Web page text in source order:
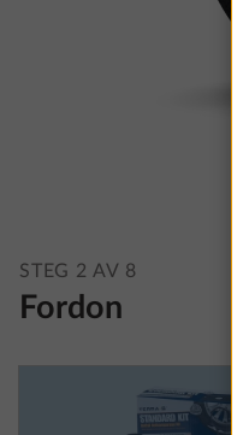
STEG 2 AV 8
Fordon